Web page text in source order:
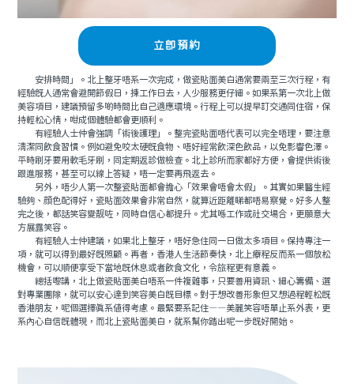
立即預約
安排時間」。北上整牙唔系一次完成，做瓷貼面美白通常要兩至三次行程，有
經驗既人通常會避開節假日，揀工作日去，人少服務更仔細。如果系第一次北上做
美容項目，建議預留多啲時間比自己適應環境。行程上可以提早訂交通同住宿，保
持輕松心情，咁成個體驗都會更順利。
有經驗人士仲會強調「術後護理」。整完瓷貼面唔代表可以完全唔理，要注意
清潔同飲食習慣。例如避免咬太硬既食物、唔好經常飲深色飲品，以免影響色澤。
平時刷牙要用軟毛牙刷，同定期返診做檢查。北上診所而家都好方便，會提供術後
跟進服務，甚至可以線上答疑，唔一定要再飛返去。
另外，唔少人第一次整瓷貼面都會擔心「效果會唔會太假」。其實如果醫生經
驗夠、顔色配得好，瓷貼面效果會非常自然，就算近距離睇都唔易察覺。好多人整
完之後，都話笑容變靓咗，同時自信心都提升。尤其喺工作或社交場合，更願意大
方展露笑容。
有經驗人士仲建議，如果北上整牙，唔好急住同一日做太多項目。保持專注一
項，就可以得到最好既照顧。再者，香港人生活節奏快，北上療程反而系一個放松
機會，可以順便享受下當地既休息或者飲食文化，令旅程更有意義。
總括嚟講，北上做瓷貼面美白唔系一件複雜事，只要善用資訊、細心籌備、選
對專業團隊，就可以安心達到笑容美白既目標。對于想改善形象但又想過程輕松既
香港朋友，呢個選擇真系值得考慮。最緊要系記住——美麗笑容唔單止系外表，更
系內心自信既體現，而北上瓷貼面美白，就系幫你踏出呢一步既好開始。